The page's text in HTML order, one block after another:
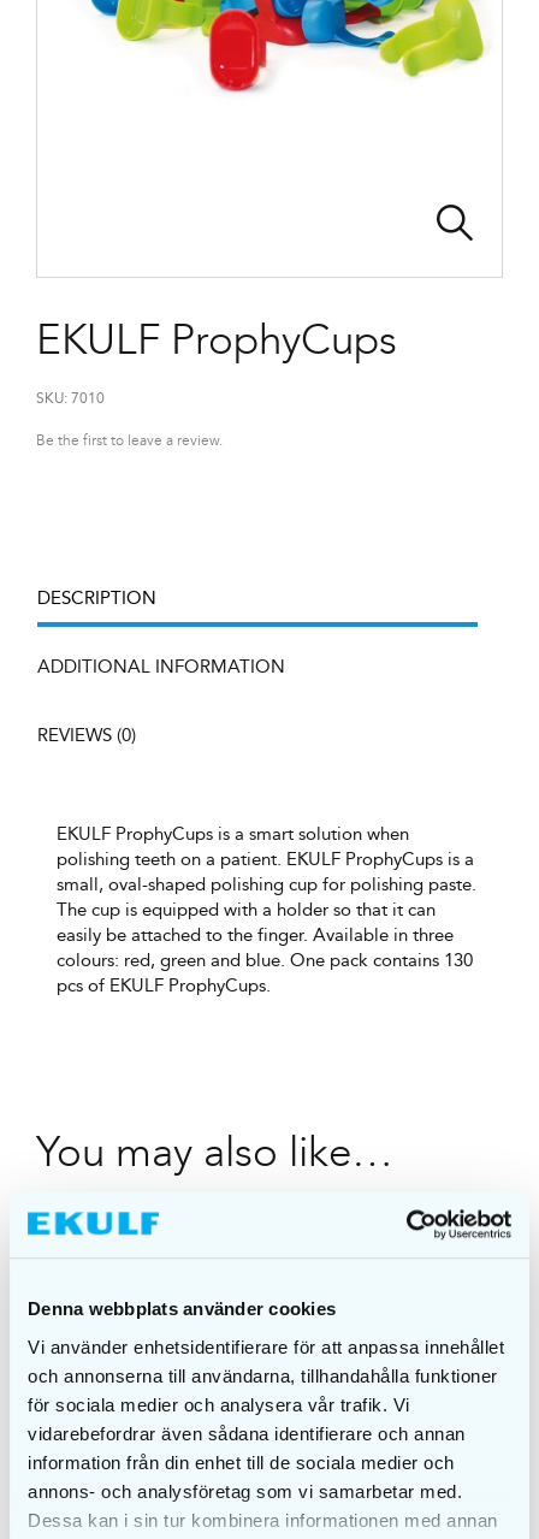
Denna webbplats använder cookies
Vi använder enhetsidentifierare för att anpassa innehållet
och annonserna till användarna, tillhandahålla funktioner
för sociala medier och analysera vår trafik. Vi
vidarebefordrar även sådana identifierare och annan
information från din enhet till de sociala medier och
annons- och analysföretag som vi samarbetar med.
Dessa kan i sin tur kombinera informationen med annan
EKULF ProphyCups
SKU:7010
Be the first to leave a review.
DESCRIPTION
ADDITIONAL INFORMATION
REVIEWS (0)
EKULF ProphyCups is a smart solution when
polishing teeth on a patient. EKULF ProphyCups is a
small, oval-shaped polishing cup for polishing paste.
The cup is equipped with a holder so that it can
easily be attached to the finger. Available in three
colours: red, green and blue. One pack contains 130
pcs of EKULF ProphyCups.
You may also like…